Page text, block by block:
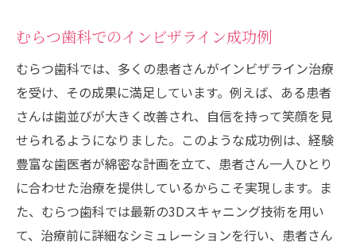
むらつ歯科でのインビザライン成功例
むらつ歯科では、多くの患者さんがインビザライン治療
を受け、その成果に満足しています。例えば、ある患者
さんは歯並びが大きく改善され、自信を持って笑顔を見
せられるようになりました。このような成功例は、経験
豊富な歯医者が綿密な計画を立て、患者さん一人ひとり
に合わせた治療を提供しているからこそ実現します。ま
た、むらつ歯科では最新の3Dスキャニング技術を用い
て、治療前に詳細なシミュレーションを行い、患者さん